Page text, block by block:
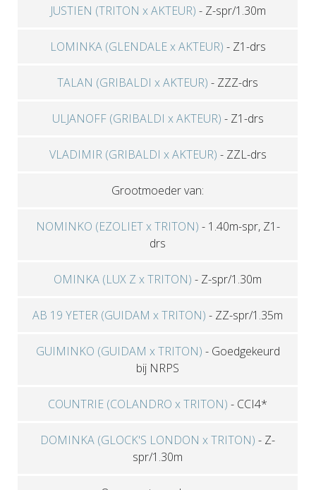
JUSTIEN (TRITON x AKTEUR) - Z-spr/1.30m
LOMINKA (GLENDALE x AKTEUR) - Z1-drs
TALAN (GRIBALDI x AKTEUR) - ZZZ-drs
ULJANOFF (GRIBALDI x AKTEUR) - Z1-drs
VLADIMIR (GRIBALDI x AKTEUR) - ZZL-drs
Grootmoeder van:
NOMINKO (EZOLIET x TRITON) - 1.40m-spr, Z1-
drs
OMINKA (LUX Z x TRITON) - Z-spr/1.30m
AB 19 YETER (GUIDAM x TRITON) - ZZ-spr/1.35m
GUIMINKO (GUIDAM x TRITON) - Goedgekeurd
bij NRPS
COUNTRIE (COLANDRO x TRITON) - CCI4*
DOMINKA (GLOCK'S LONDON x TRITON) - Z-
spr/1.30m